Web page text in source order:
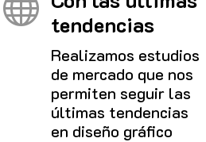
tendencias
Realizamos estudios
de mercado que nos
permiten seguir las
últimas tendencias
en diseño gráfico